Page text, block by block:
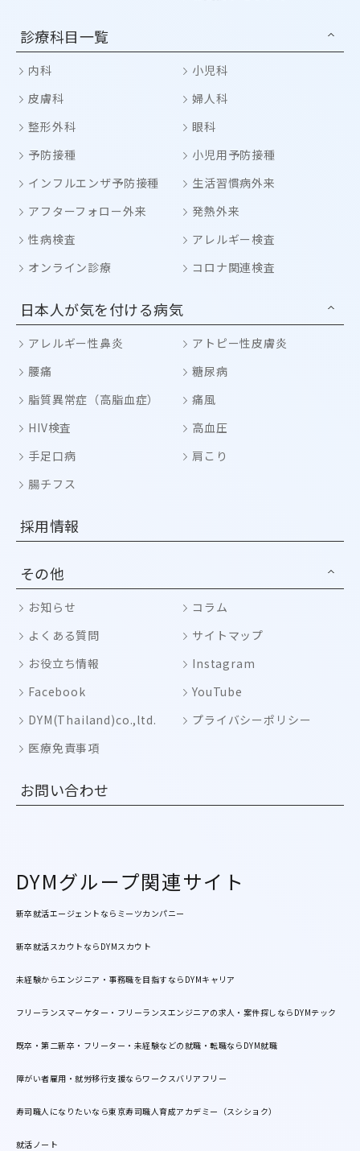
診療科目一覧
内科
小児科
皮膚科
婦人科
整形外科
眼科
予防接種
小児用予防接種
インフルエンザ予防接種
生活習慣病外来
アフターフォロー外来
発熱外来
性病検査
アレルギー検査
オンライン診療
コロナ関連検査
日本人が気を付ける病気
アレルギー性鼻炎
アトピー性皮膚炎
腰痛
糖尿病
脂質異常症（高脂血症）
痛風
HIV検査
高血圧
手足口病
肩こり
腸チフス
採用情報
その他
お知らせ
コラム
よくある質問
サイトマップ
お役立ち情報
Instagram
Facebook
YouTube
DYM(Thailand)co.,ltd.
プライバシーポリシー
医療免責事項
お問い合わせ
DYMグループ関連サイト
新卒就活エージェントならミーツカンパニー
新卒就活スカウトならDYMスカウト
未経験からエンジニア・事務職を目指すならDYMキャリア
フリーランスマーケター・フリーランスエンジニアの求人・案件探しならDYMテック
既卒・第二新卒・フリーター・未経験などの就職・転職ならDYM就職
障がい者雇用・就労移行支援ならワークスバリアフリー
寿司職人になりたいなら東京寿司職人育成アカデミー（スシショク）
就活ノート